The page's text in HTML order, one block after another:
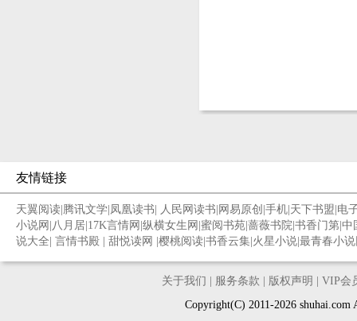
友情链接
天翼阅读 腾讯文学 凤凰读书 人民网读书 网易原创 手机 天下书盟 电
小说网 八月居 17K言情网 纵横女生网 蜜阅书苑 蔷薇书院 书香门第 中
说大全 言情书殿 甜悦读网 樱桃阅读 书香云集 火星小说 最青春小
关于我们 服务条款 版权声明
VIP会
Copyright(C) 2011-2026